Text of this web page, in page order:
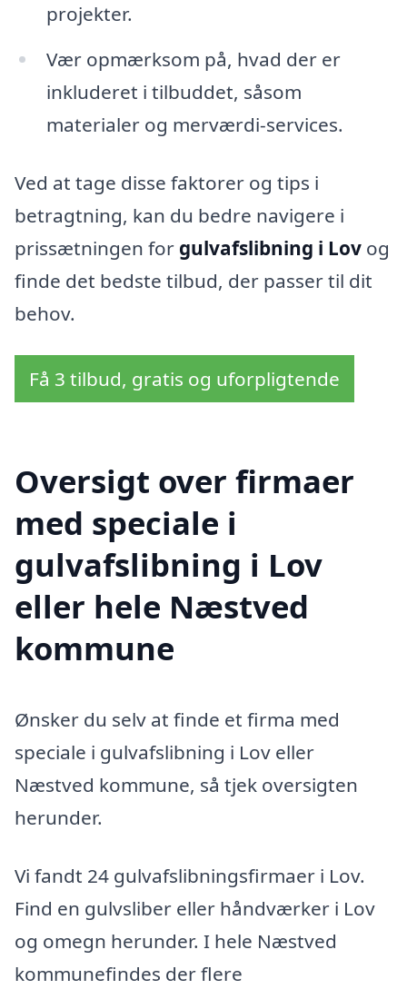
projekter.
Vær opmærksom på, hvad der er
inkluderet i tilbuddet, såsom
materialer og merværdi-services.
Ved at tage disse faktorer og tips i
betragtning, kan du bedre navigere i
prissætningen for gulvafslibning i Lov og
finde det bedste tilbud, der passer til dit
behov.
Få 3 tilbud, gratis og uforpligtende
Oversigt over firmaer
med speciale i
gulvafslibning i Lov
eller hele Næstved
kommune
Ønsker du selv at finde et firma med
speciale i gulvafslibning i Lov eller
Næstved kommune, så tjek oversigten
herunder.
Vi fandt 24 gulvafslibningsfirmaer i Lov.
Find en gulvsliber eller håndværker i Lov
og omegn herunder. I hele Næstved
kommunefindes der flere